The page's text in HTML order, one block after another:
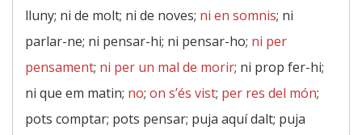
lluny; ni de molt; ni de noves; ni en somnis; ni
parlar-ne; ni pensar-hi; ni pensar-ho; ni per
pensament; ni per un mal de morir; ni prop fer-hi;
ni que em matin; no; on s’és vist; per res del món;
pots comptar; pots pensar; puja aquí dalt; puja